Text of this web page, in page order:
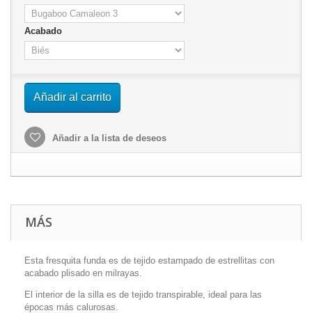
Acabado
Añadir al carrito
Añadir a la lista de deseos
MÁS
Esta fresquita funda es de tejido estampado de estrellitas con
acabado plisado en milrayas.
El interior de la silla es de tejido transpirable, ideal para las
épocas más calurosas.